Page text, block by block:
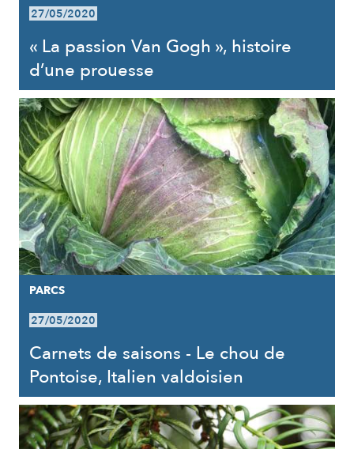
27/05/2020
« La passion Van Gogh », histoire
d’une prouesse
PARCS
27/05/2020
Carnets de saisons - Le chou de
Pontoise, Italien valdoisien